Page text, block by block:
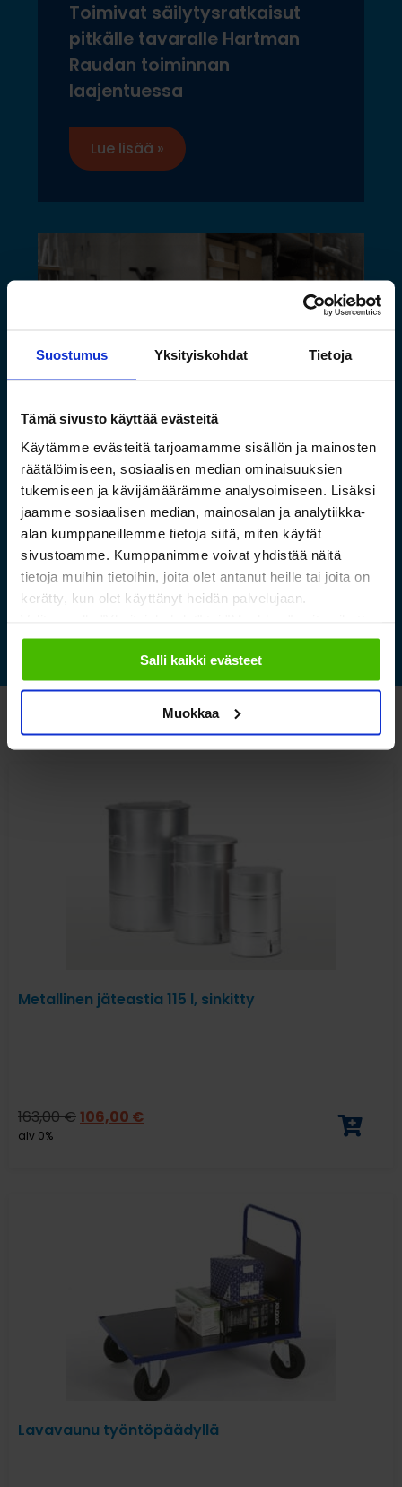
Suostumus Yksityiskohdat Tietoja
Tämä sivusto käyttää evästeitä
Käytämme evästeitä tarjoamamme sisällön ja mainosten
räätälöimiseen, sosiaalisen median ominaisuuksien
tukemiseen ja kävijämäärämme analysoimiseen. Lisäksi
jaamme sosiaalisen median, mainosalan ja analytiikka-
alan kumppaneillemme tietoja siitä, miten käytät
sivustoamme. Kumppanimme voivat yhdistää näitä
tietoja muihin tietoihin, joita olet antanut heille tai joita on
kerätty, kun olet käyttänyt heidän palvelujaan.
sallimiisi evästeisiin.
Salli kaikki evästeet
Muokkaa
Toimivat säilytysratkaisut
pitkälle tavaralle Hartman
Raudan toiminnan
laajentuessa
Lue lisää »
Saamelaismuseon ja
luontokeskuksen esineistölle
sopivat ilmastoidut ja
kestävät säilytysratkaisut
Lue lisää »
Katso myös nämä
Metallinen jäteastia 115 l, sinkitty
163,00€106,00 €
alv 0%
Lavavaunu työntöpäädyllä